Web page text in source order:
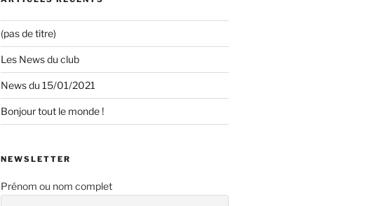
(pas de titre)
Les News du club
News du 15/01/2021
Bonjour tout le monde !
NEWSLETTER
Prénom ou nom complet